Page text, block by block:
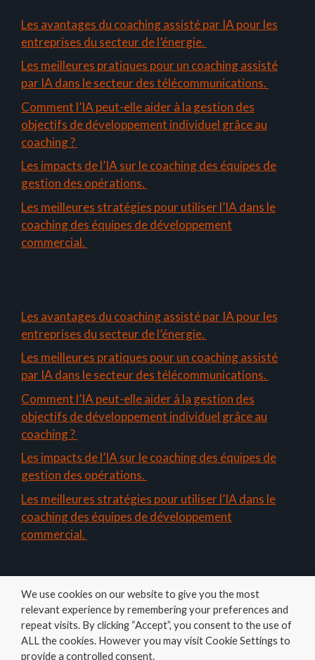
Les avantages du coaching assisté par IA pour les
entreprises du secteur de l’énergie.
Les meilleures pratiques pour un coaching assisté
par IA dans le secteur des télécommunications.
Comment l’IA peut-elle aider à la gestion des
objectifs de développement individuel grâce au
coaching ?
Les impacts de l’IA sur le coaching des équipes de
gestion des opérations.
Les meilleures stratégies pour utiliser l’IA dans le
coaching des équipes de développement
commercial.
Les avantages du coaching assisté par IA pour les
entreprises du secteur de l’énergie.
Les meilleures pratiques pour un coaching assisté
par IA dans le secteur des télécommunications.
Comment l’IA peut-elle aider à la gestion des
objectifs de développement individuel grâce au
coaching ?
Les impacts de l’IA sur le coaching des équipes de
gestion des opérations.
Les meilleures stratégies pour utiliser l’IA dans le
coaching des équipes de développement
commercial.
Amelys
We use cookies on our website to give you the most
relevant experience by remembering your preferences and
repeat visits. By clicking “Accept”, you consent to the use of
ALL the cookies. However you may visit Cookie Settings to
provide a controlled consent.